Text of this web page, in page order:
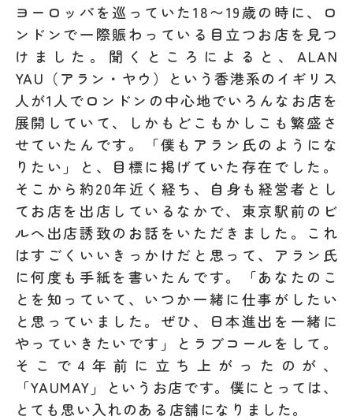
ヨーロッパを巡っていた18〜19歳の時に、ロ
ンドンで一際賑わっている目立つお店を見つ
けました。聞くところによると、ALAN
YAU（アラン・ヤウ）という香港系のイギリス
人が1人でロンドンの中心地でいろんなお店を
展開していて、しかもどこもかしこも繁盛さ
せていたんです。「僕もアラン氏のようにな
りたい」と、目標に掲げていた存在でした。
そこから約20年近く経ち、自身も経営者とし
てお店を出店しているなかで、東京駅前のビ
ルへ出店誘致のお話をいただきました。これ
はすごくいいきっかけだと思って、アラン氏
に何度も手紙を書いたんです。「あなたのこ
とを知っていて、いつか一緒に仕事がしたい
と思っていました。ぜひ、日本進出を一緒に
やっていきたいです」とラブコールをして。
そこで4年前に立ち上がったのが、
「YAUMAY」というお店です。僕にとっては、
とても思い入れのある店舗になりました。